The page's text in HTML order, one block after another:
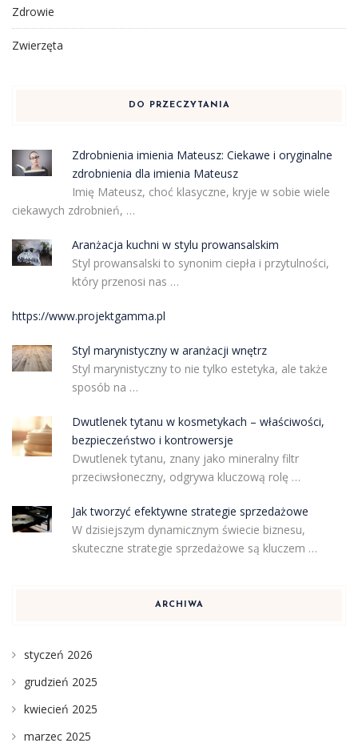
Zdrowie
Zwierzęta
DO PRZECZYTANIA
Zdrobnienia imienia Mateusz: Ciekawe i oryginalne
zdrobnienia dla imienia Mateusz
Imię Mateusz, choć klasyczne, kryje w sobie wiele
ciekawych zdrobnień, …
Aranżacja kuchni w stylu prowansalskim
Styl prowansalski to synonim ciepła i przytulności,
który przenosi nas …
https://www.projektgamma.pl
Styl marynistyczny w aranżacji wnętrz
Styl marynistyczny to nie tylko estetyka, ale także
sposób na …
Dwutlenek tytanu w kosmetykach – właściwości,
bezpieczeństwo i kontrowersje
Dwutlenek tytanu, znany jako mineralny filtr
przeciwsłoneczny, odgrywa kluczową rolę …
Jak tworzyć efektywne strategie sprzedażowe
W dzisiejszym dynamicznym świecie biznesu,
skuteczne strategie sprzedażowe są kluczem …
ARCHIWA
styczeń 2026
grudzień 2025
kwiecień 2025
marzec 2025